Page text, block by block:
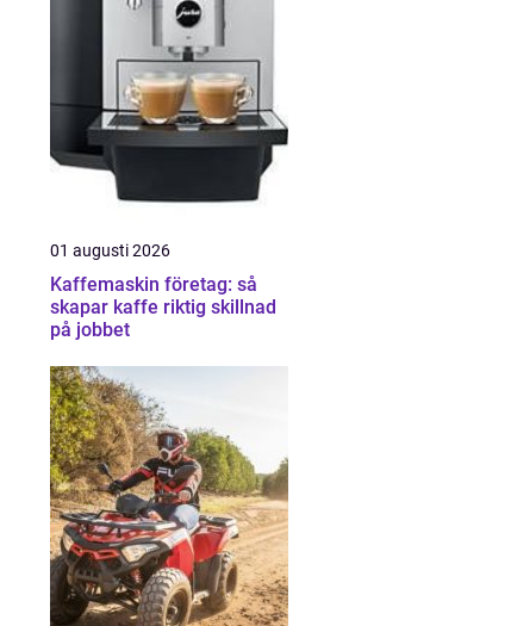
01 augusti 2026
Kaffemaskin företag: så
skapar kaffe riktig skillnad
på jobbet